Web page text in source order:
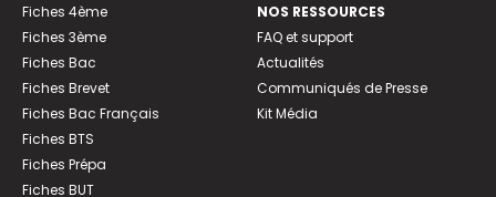
Fiches 4ème
Fiches 3ème
Fiches Bac
Fiches Brevet
Fiches Bac Français
Fiches BTS
Fiches Prépa
Fiches BUT
NOS RESSOURCES
FAQ et support
Actualités
Communiqués de Presse
Kit Média